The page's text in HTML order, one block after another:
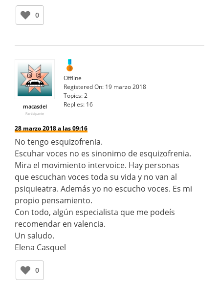
0
macasdel
Participante
Offline
Registered On: 19 marzo 2018
Topics:2
Replies: 16
28 marzo 2018 a las 09:16
No tengo esquizofrenia.
Escuhar voces no es sinonimo de esquizofrenia.
Mira el movimiento intervoice. Hay personas
que escuchan voces toda su vida y no van al
psiquieatra. Además yo no escucho voces. Es mi
propio pensamiento.
Con todo, algún especialista que me podeís
recomendar en valencia.
Un saludo.
Elena Casquel
0